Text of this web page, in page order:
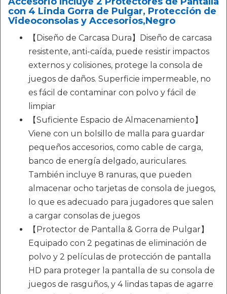
con 4 Linda Gorra de Pulgar, Protección de
Videoconsolas y Accesorios,Negro
【Diseño de Carcasa Dura】Diseño de carcasa
resistente, anti-caída, puede resistir impactos
externos y colisiones, protege la consola de
juegos de daños. Superficie impermeable, no
es fácil de contaminar con polvo y fácil de
limpiar
【Suficiente Espacio de Almacenamiento】
Viene con un bolsillo de malla para guardar
pequeños accesorios, como cable de carga,
banco de energía delgado, auriculares.
También incluye 8 ranuras, que pueden
almacenar ocho tarjetas de consola de juegos,
lo que es adecuado para jugadores que salen
a cargar consolas de juegos
【Protector de Pantalla & Gorra de Pulgar】
Equipado con 2 pegatinas de eliminación de
polvo y 2 películas de protección de pantalla
HD para proteger la pantalla de su consola de
juegos de rasguños, y 4 lindas tapas de agarre